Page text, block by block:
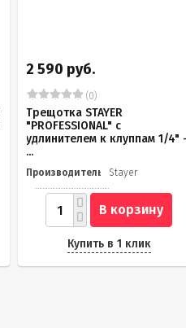
2 590 руб.
(0)
Трещотка STAYER
"PROFESSIONAL" с
удлинителем к клуппам 1/4"
...
Производитель Stayer
В корзину
Купить в 1 клик